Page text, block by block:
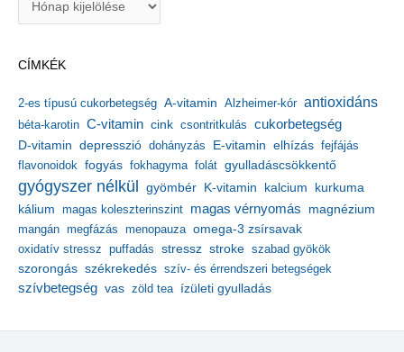
í
u
m
CÍMKÉK
2-es típusú cukorbetegség A-vitamin Alzheimer-kór antioxidáns
béta-karotin C-vitamin cink csontritkulás cukorbetegség
D-vitamin depresszió dohányzás E-vitamin elhízás fejfájás
flavonoidok fogyás fokhagyma folát gyulladáscsökkentő
gyógyszer nélkül gyömbér K-vitamin kalcium kurkuma
kálium magas koleszterinszint magas vérnyomás magnézium
mangán megfázás menopauza omega-3 zsírsavak
oxidatív stressz puffadás stressz stroke szabad gyökök
szorongás székrekedés szív- és érrendszeri betegségek
szívbetegség vas zöld tea ízületi gyulladás